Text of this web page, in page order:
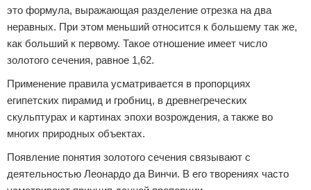
это формула, выражающая разделение отрезка на два
неравных. При этом меньший относится к большему так же,
как больший к первому. Такое отношение имеет число
золотого сечения, равное 1,62.
Применение правила усматривается в пропорциях
египетских пирамид и гробниц, в древнегреческих
скульптурах и картинах эпохи возрождения, а также во
многих природных объектах.
Появление понятия золотого сечения связывают с
деятельностью Леонардо да Винчи. В его творениях часто